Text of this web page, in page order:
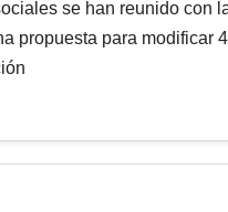
se han reunido con
propuesta para modificar 4